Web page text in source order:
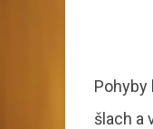
Pohyby
šlach a